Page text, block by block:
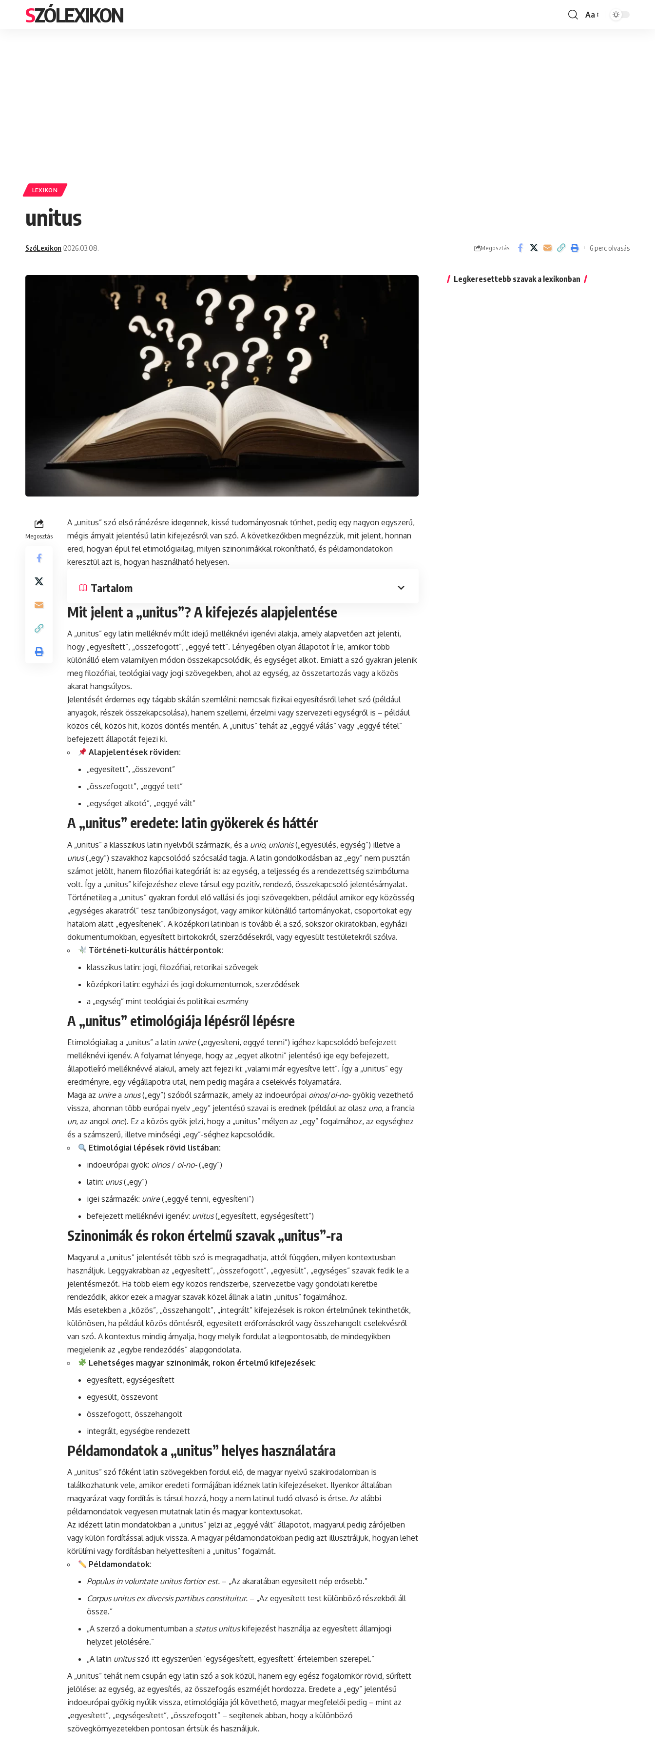
SZÓLEXIKON
Font
Aa
LEXIKON
unitus
SzóLexikon 2026.03.08. Megosztás 6 perc olvasás
Megosztás
A „unitus” szó első ránézésre idegennek, kissé tudományosnak tűnhet, pedig egy nagyon egyszerű,
mégis árnyalt jelentésű latin kifejezésről van szó. A következőkben megnézzük, mit jelent, honnan
ered, hogyan épül fel etimológiailag, milyen szinonimákkal rokonítható, és példamondatokon
keresztül azt is, hogyan használható helyesen.
Tartalom
Mit jelent a „unitus”? A kifejezés alapjelentése
A „unitus” egy latin melléknév múlt idejű melléknévi igenévi alakja, amely alapvetően azt jelenti,
hogy „egyesített”, „összefogott”, „eggyé tett”. Lényegében olyan állapotot ír le, amikor több
különálló elem valamilyen módon összekapcsolódik, és egységet alkot. Emiatt a szó gyakran jelenik
meg filozófiai, teológiai vagy jogi szövegekben, ahol az egység, az összetartozás vagy a közös
akarat hangsúlyos.
Jelentését érdemes egy tágabb skálán szemlélni: nemcsak fizikai egyesítésről lehet szó (például
anyagok, részek összekapcsolása), hanem szellemi, érzelmi vagy szervezeti egységről is – például
közös cél, közös hit, közös döntés mentén. A „unitus” tehát az „eggyé válás” vagy „eggyé tétel”
befejezett állapotát fejezi ki.
Alapjelentések röviden:
„egyesített”, „összevont”
„összefogott”, „eggyé tett”
„egységet alkotó”, „eggyé vált”
A „unitus” eredete: latin gyökerek és háttér
A „unitus” a klasszikus latin nyelvből származik, és a unio, unionis(„egyesülés, egység”) illetve a
unus(„egy”) szavakhoz kapcsolódó szócsalád tagja. A latin gondolkodásban az „egy” nem pusztán
számot jelölt, hanem filozófiai kategóriát is: az egység, a teljesség és a rendezettség szimbóluma
volt. Így a „unitus” kifejezéshez eleve társul egy pozitív, rendező, összekapcsoló jelentésárnyalat.
Történetileg a „unitus” gyakran fordul elő vallási és jogi szövegekben, például amikor egy közösség
„egységes akaratról” tesz tanúbizonyságot, vagy amikor különálló tartományokat, csoportokat egy
hatalom alatt „egyesítenek”. A középkori latinban is tovább él a szó, sokszor okiratokban, egyházi
dokumentumokban, egyesített birtokokról, szerződésekről, vagy egyesült testületekről szólva.
Történeti-kulturális háttérpontok:
klasszikus latin: jogi, filozófiai, retorikai szövegek
középkori latin: egyházi és jogi dokumentumok, szerződések
a „egység” mint teológiai és politikai eszmény
A „unitus” etimológiája lépésről lépésre
Etimológiailag a „unitus” a latin unire(„egyesíteni, eggyé tenni”) igéhez kapcsolódó befejezett
melléknévi igenév. A folyamat lényege, hogy az „egyet alkotni” jelentésű ige egy befejezett,
állapotleíró melléknévvé alakul, amely azt fejezi ki: „valami már egyesítve lett”. Így a „unitus” egy
eredményre, egy végállapotra utal, nem pedig magára a cselekvés folyamatára.
Maga az unirea unus(„egy”) szóból származik, amely az indoeurópai oinos/oi-no-gyökig vezethető
vissza, ahonnan több európai nyelv „egy” jelentésű szavai is erednek (például az olasz uno, a francia
un, az angol one). Ez a közös gyök jelzi, hogy a „unitus” mélyen az „egy” fogalmához, az egységhez
és a számszerű, illetve minőségi „egy”-séghez kapcsolódik.
Etimológiai lépések rövid listában:
indoeurópai gyök: oinos/ oi-no-(„egy”)
latin: unus(„egy”)
igei származék: unire(„eggyé tenni, egyesíteni”)
befejezett melléknévi igenév: unitus(„egyesített, egységesített”)
Szinonimák és rokon értelmű szavak „unitus”-ra
Magyarul a „unitus” jelentését több szó is megragadhatja, attól függően, milyen kontextusban
használjuk. Leggyakrabban az „egyesített”, „összefogott”, „egyesült”, „egységes” szavak fedik le a
jelentésmezőt. Ha több elem egy közös rendszerbe, szervezetbe vagy gondolati keretbe
rendeződik, akkor ezek a magyar szavak közel állnak a latin „unitus” fogalmához.
Más esetekben a „közös”, „összehangolt”, „integrált” kifejezések is rokon értelműnek tekinthetők,
különösen, ha például közös döntésről, egyesített erőforrásokról vagy összehangolt cselekvésről
van szó. A kontextus mindig árnyalja, hogy melyik fordulat a legpontosabb, de mindegyikben
megjelenik az „egybe rendeződés” alapgondolata.
Lehetséges magyar szinonimák, rokon értelmű kifejezések:
egyesített, egységesített
egyesült, összevont
összefogott, összehangolt
integrált, egységbe rendezett
Példamondatok a „unitus” helyes használatára
A „unitus” szó főként latin szövegekben fordul elő, de magyar nyelvű szakirodalomban is
találkozhatunk vele, amikor eredeti formájában idéznek latin kifejezéseket. Ilyenkor általában
magyarázat vagy fordítás is társul hozzá, hogy a nem latinul tudó olvasó is értse. Az alábbi
példamondatok vegyesen mutatnak latin és magyar kontextusokat.
Az idézett latin mondatokban a „unitus” jelzi az „eggyé vált” állapotot, magyarul pedig zárójelben
vagy külön fordítással adjuk vissza. A magyar példamondatokban pedig azt illusztráljuk, hogyan lehet
körülírni vagy fordításban helyettesíteni a „unitus” fogalmát.
Példamondatok:
Populus in voluntate unitus fortior est. – „Az akaratában egyesített nép erősebb.”
Corpus unitus ex diversis partibus constituitur. – „Az egyesített test különböző részekből áll
össze.”
„A szerző a dokumentumban a status unituskifejezést használja az egyesített államjogi
helyzet jelölésére.”
„A latin unitusszó itt egyszerűen ‘egységesített, egyesített’ értelemben szerepel.”
A „unitus” tehát nem csupán egy latin szó a sok közül, hanem egy egész fogalomkör rövid, sűrített
jelölése: az egység, az egyesítés, az összefogás eszméjét hordozza. Eredete a „egy” jelentésű
indoeurópai gyökig nyúlik vissza, etimológiája jól követhető, magyar megfelelői pedig – mint az
„egyesített”, „egységesített”, „összefogott” – segítenek abban, hogy a különböző
szövegkörnyezetekben pontosan értsük és használjuk.
Legkeresettebb szavak a lexikonban